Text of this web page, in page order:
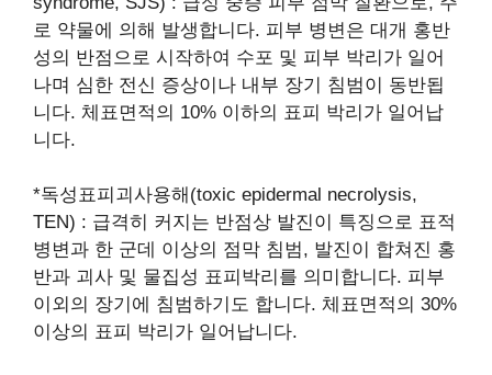
로 약물에 의해 발생합니다. 피부 병변은 대개 홍반
성의 반점으로 시작하여 수포 및 피부 박리가 일어
나며 심한 전신 증상이나 내부 장기 침범이 동반됩
니다. 체표면적의 10% 이하의 표피 박리가 일어납
니다.
*독성표피괴사용해(toxic epidermal necrolysis,
TEN) : 급격히 커지는 반점상 발진이 특징으로 표적
병변과 한 군데 이상의 점막 침범, 발진이 합쳐진 홍
반과 괴사 및 물집성 표피박리를 의미합니다. 피부
이외의 장기에 침범하기도 합니다. 체표면적의 30%
이상의 표피 박리가 일어납니다.